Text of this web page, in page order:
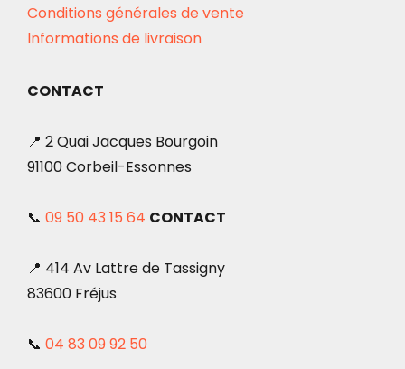
Conditions générales de vente
Informations de livraison
CONTACT
📍 2 Quai Jacques Bourgoin
91100 Corbeil-Essonnes
📞 09 50 43 15 64 CONTACT
📍 414 Av Lattre de Tassigny
83600 Fréjus
📞 04 83 09 92 50